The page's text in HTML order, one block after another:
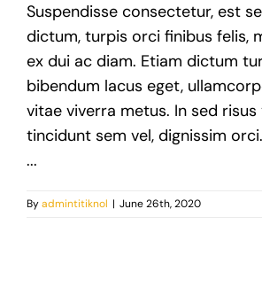
Suspendisse consectetur, est
dictum, turpis orci finibus felis,
ex dui ac diam. Etiam dictum
bibendum lacus eget,
vitae viverra metus. In sed risus
tincidunt sem vel, dignissim
...
Byadmintitiknol | June 26th, 2020